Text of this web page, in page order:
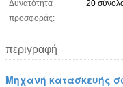
Δυνατότητα
προσφοράς:
20
περιγραφή
Μηχανή κατασκευής